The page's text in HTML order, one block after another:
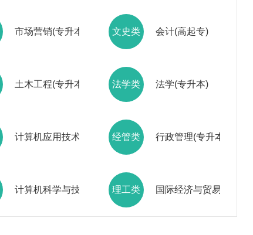
市场营销(专升本) 文史类 会计(高起专)
土木工程(专升本) 法学类 法学(专升本)
计算机应用技术(专升本)经管类 行政管理(专升本)
计算机科学与技术(高起本)理工类 国际经济与贸易(专升本)